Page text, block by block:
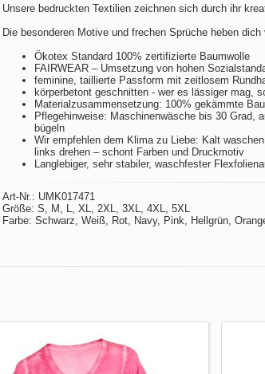
Unsere bedruckten Textilien zeichnen sich durch ihr
Die besonderen Motive und frechen Sprüche heben
Ökotex Standard 100% zertifizierte Baumwolle
FAIRWEAR – Umsetzung von hohen
feminine, taillierte Passform mit zeitlosem
körperbetont geschnitten - wer es lässiger mag,
Materialzusammensetzung: 100% gekämmte
Pflegehinweise: Maschinenwäsche bis 30 Grad,
bügeln
Wir empfehlen dem Klima zu Liebe: Kalt
links drehen – schont Farben und Druckmotiv
Langlebiger, sehr stabiler, waschfester
Art-Nr.: UMK017471
Größe: S, M, L, XL, 2XL, 3XL, 4XL, 5XL
Farbe: Schwarz, Weiß, Rot, Navy, Pink, Hellgrün,